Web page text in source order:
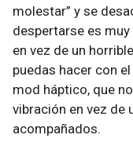
molestar” y se
despertarse es
en vez de un
puedas hacer con
mod háptico, que
vibración en vez
acompañados.